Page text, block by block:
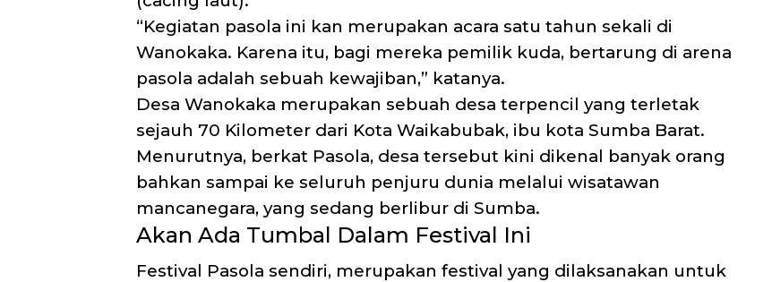
“Kegiatan pasola ini kan merupakan acara satu tahun sekali di
Wanokaka. Karena itu, bagi mereka pemilik kuda, bertarung di arena
pasola adalah sebuah kewajiban,” katanya.
Desa Wanokaka merupakan sebuah desa terpencil yang terletak
sejauh 70 Kilometer dari Kota Waikabubak, ibu kota Sumba Barat.
Menurutnya, berkat Pasola, desa tersebut kini dikenal banyak orang
bahkan sampai ke seluruh penjuru dunia melalui wisatawan
mancanegara, yang sedang berlibur di Sumba.
Akan Ada Tumbal Dalam Festival Ini
Festival Pasola sendiri, merupakan festival yang dilaksanakan untuk